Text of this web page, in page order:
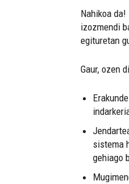
Nahikoa
izozmendi
egituretan
Gaur, ozen
sistema
gehiago